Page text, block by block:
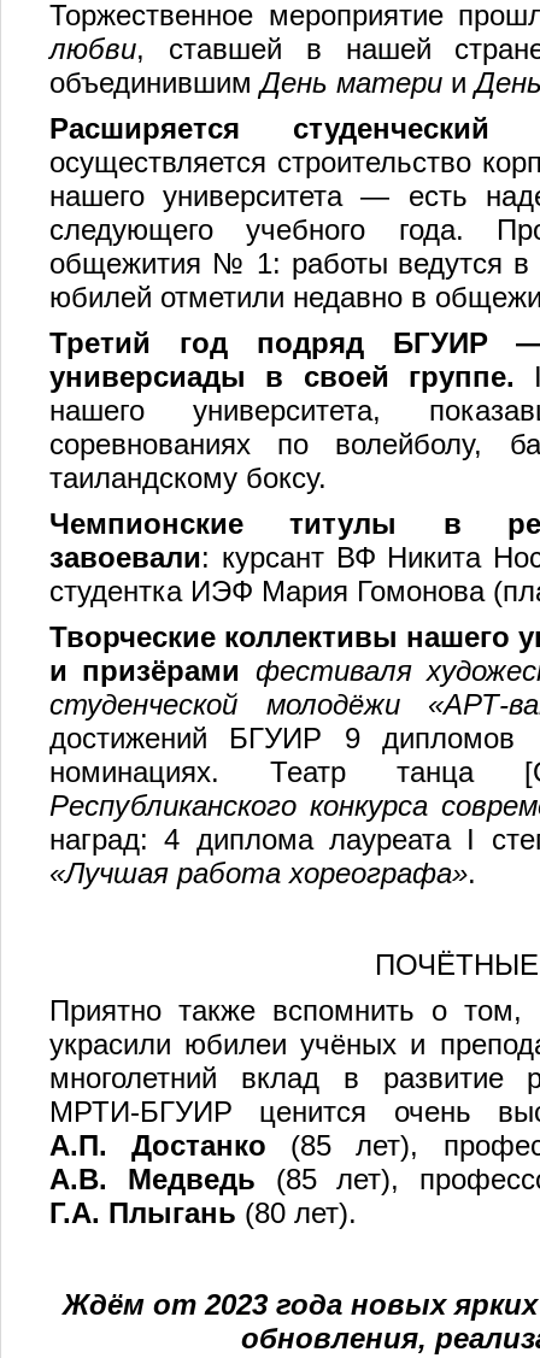
Торжественное мероприятие
любви, ставшей в нашей
объединившимДень матери и
Расширяется студенческий
осуществляется строительство
нашего университета — есть
следующего учебного года.
общежития № 1: работы ведутся в
юбилей отметили недавно в
Третий год подряд БГУИР
универсиады
в своей группе.
нашего университета,
соревнованиях по волейболу,
таиландскому боксу.
Чемпионские титулы в
завоевали: курсант ВФ Никита
студентка ИЭФ Мария Гомонова
Творческие коллективы нашего
и призёрами фестиваля
студенческой молодёжи «АРТ-
достижений БГУИР 9
номинациях. Театр
Республиканского конкурса
наград: 4 диплома лауреата I
«Лучшая работа хореографа».
Приятно также вспомнить о том,
украсили юбилеи учёных и
многолетний вклад в развитие
МРТИ-БГУИР ценится очень
А.П. Достанко (85 лет),
А.В. Медведь (85 лет),
Г.А. Плыгань (80 лет).
Ждём от 2023 года новых
обновления,